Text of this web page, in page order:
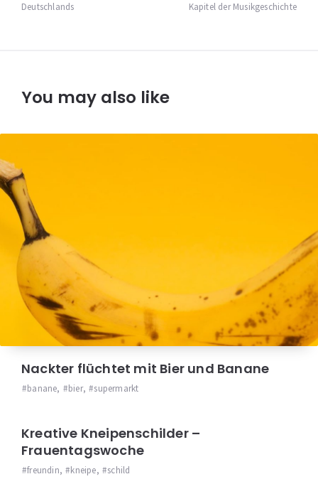
Deutschlands
Kapitel der Musikgeschichte
You may also like
Nackter flüchtet mit Bier und Banane
banane, bier, supermarkt
Kreative Kneipenschilder –
Frauentagswoche
freundin, kneipe, schild